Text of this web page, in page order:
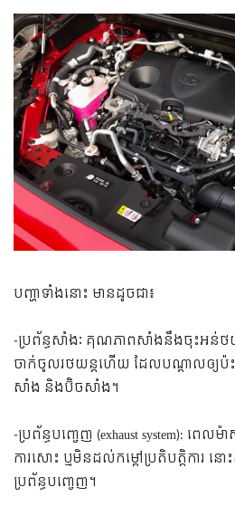
បញ្ហាទាំងនោះ មានដូចជា៖
-ប្រព័ន្ធសាំងៈ គុណភាពសាំងនឹងចុះអន់ថ
ចាក់ចូលរថយន្តហើយ ដែលបណ្តាលឲ្យ
សាំង និងប៊ិចសាំង។
-ប្រព័ន្ធបញ្ចេញ (exhaust system): ពេ
ការសោះ ឬមិនដល់កម្តៅប្រតិបត្តិការ
ប្រព័ន្ធបញ្ចេញ។